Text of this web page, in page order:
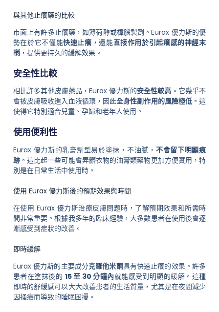
與其他止癢藥的比較
市面上有許多止癢藥，如薄荷醇或樟腦製劑。Eurax 優力斯的優
勢在於它不僅能快速止癢 ，還能直接作用於引起癢感的神經末
梢，提供更持久的緩解效果。
安全性比較
相比許多其他皮膚藥品，Eurax 優力斯的安全性較高 。它幾乎不
會被皮膚吸收進入血液循環，因此全身性副作用的風險極低 。這
使得它特別適合兒童、孕婦和老年人使用。
使用便利性
Eurax 優力斯的乳膏劑型易於塗抹，不油膩， 不會留下明顯痕
跡。這比起一些可能會弄髒衣物的油膏類藥物更加方便實用，特
別是在日常生活中使用時。
使用 Eurax 優力斯後的預期效果與時間
在使用 Eurax 優力斯治療皮膚問題時，了解預期效果和所需時
間非常重要。根據我多年的臨床經驗，大多數患者在使用後會逐
漸感受到症狀的改善。
即時緩解
Eurax 優力斯的主要成分克羅他米酮具有快速止癢的效果。許多
患者在塗抹後的 15 至 30 分鐘內就能感受到明顯的緩解。這種
即時的舒緩感可以大大改善患者的生活質量，尤其是在夜間減少
因搔癢而導致的睡眠困擾。